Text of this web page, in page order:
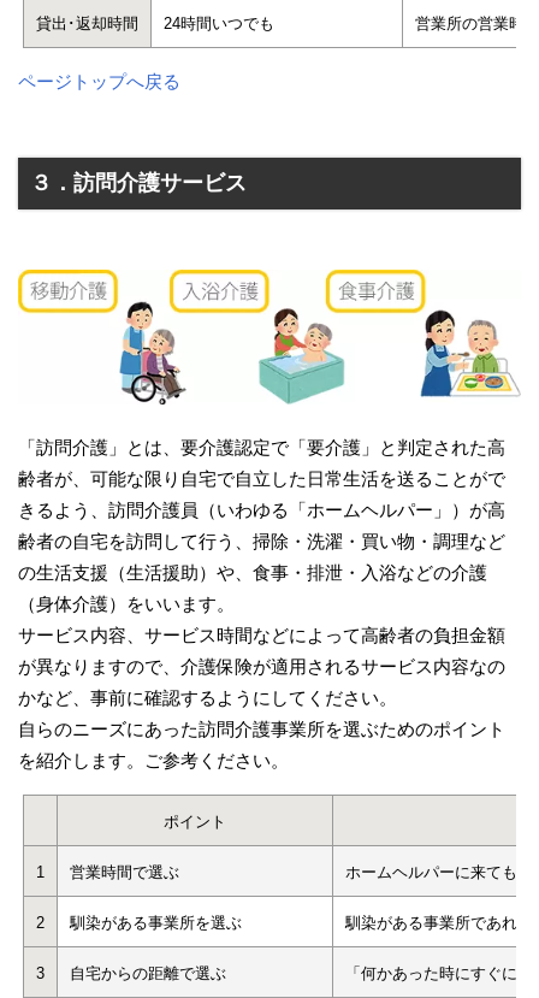
貸出･返却時間 24時間いつでも 営業所の営業時
ページトップへ戻る
３．訪問介護サービス
「訪問介護」とは、要介護認定で「要介護」と判定された高
齢者が、可能な限り自宅で自立した日常生活を送ることがで
きるよう、訪問介護員（いわゆる「ホームヘルパー」）が高
齢者の自宅を訪問して行う、掃除・洗濯・買い物・調理など
の生活支援（生活援助）や、食事・排泄・入浴などの介護
（身体介護）をいいます。
サービス内容、サービス時間などによって高齢者の負担金額
が異なりますので、介護保険が適用されるサービス内容なの
かなど、事前に確認するようにしてください。
自らのニーズにあった訪問介護事業所を選ぶためのポイント
を紹介します。ご参考ください。
ポイント
1 営業時間で選ぶ ホームヘルパーに来ても
2 馴染がある事業所を選ぶ 馴染がある事業所であれ
3 自宅からの距離で選ぶ 「何かあった時にすぐに